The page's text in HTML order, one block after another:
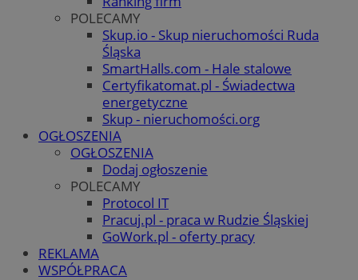
POLECAMY
Skup.io - Skup nieruchomości Ruda
Śląska
SmartHalls.com - Hale stalowe
Certyfikatomat.pl - Świadectwa
energetyczne
Skup - nieruchomości.org
OGŁOSZENIA
OGŁOSZENIA
Dodaj ogłoszenie
POLECAMY
Protocol IT
Pracuj.pl - praca w Rudzie Śląskiej
GoWork.pl - oferty pracy
REKLAMA
WSPÓŁPRACA